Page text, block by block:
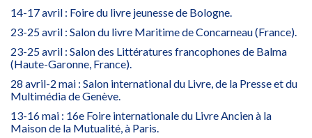
14-17 avril : Foire du livre jeunesse de Bologne.
23-25 avril : Salon du livre Maritime de Concarneau (France).
23-25 avril : Salon des Littératures francophones de Balma
(Haute-Garonne, France).
28 avril-2 mai : Salon international du Livre, de la Presse et du
Multimédia de Genève.
13-16 mai : 16e Foire internationale du Livre Ancien à la
Maison de la Mutualité, à Paris.